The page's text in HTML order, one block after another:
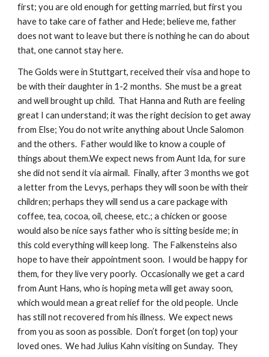
first; you are old enough for getting married, but first you
have to take care of father and Hede; believe me, father
does not want to leave but there is nothing he can do about
that, one cannot stay here.
The Golds were in Stuttgart, received their visa and hope to
be with their daughter in 1-2 months.  She must be a great
and well brought up child.  That Hanna and Ruth are feeling
great I can understand; it was the right decision to get away
from Else; You do not write anything about Uncle Salomon
and the others.  Father would like to know a couple of
things about them.We expect news from Aunt Ida, for sure
she did not send it via airmail.  Finally, after 3 months we got
a letter from the Levys, perhaps they will soon be with their
children; perhaps they will send us a care package with
coffee, tea, cocoa, oil, cheese, etc.; a chicken or goose
would also be nice says father who is sitting beside me; in
this cold everything will keep long.  The Falkensteins also
hope to have their appointment soon.  I would be happy for
them, for they live very poorly.  Occasionally we get a card
from Aunt Hans, who is hoping meta will get away soon,
which would mean a great relief for the old people.  Uncle
has still not recovered from his illness.  We expect news
from you as soon as possible.  Don’t forget (on top) your
loved ones.  We had Julius Kahn visiting on Sunday.  They